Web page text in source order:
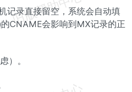
录直接留空，系统会自动填
的CNAME会影响到MX记录的正
）。